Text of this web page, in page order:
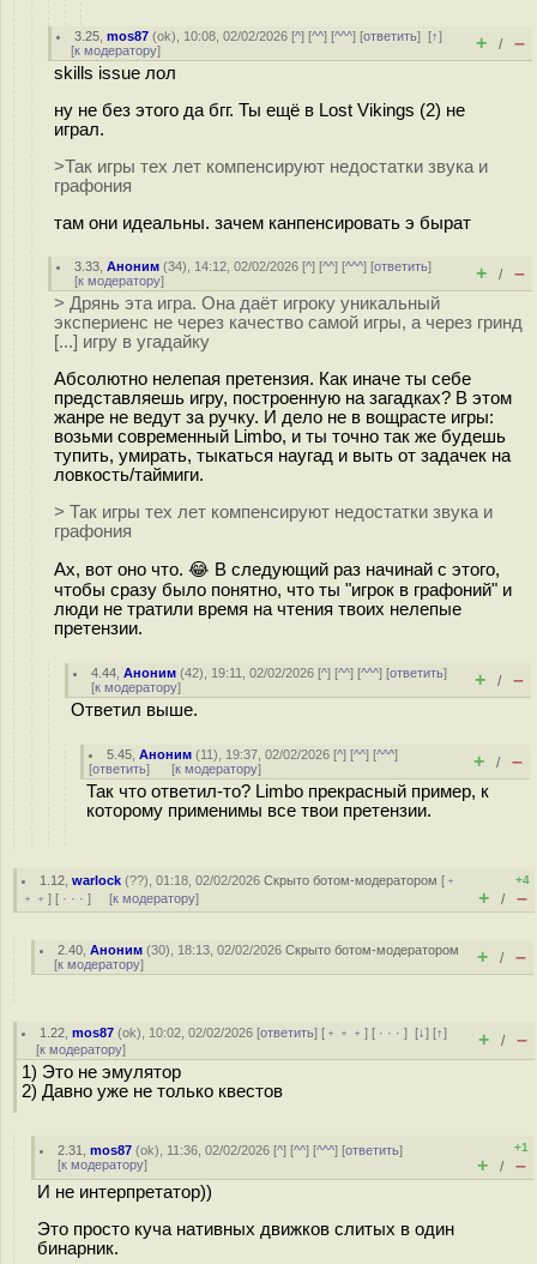
3.25 ,mos87 (ok), 10:08, 02/02/2026 [^] [^^] [^^^] [ответить][↑]
[к модератору] + / –
skills issue лол
ну не без этого да бгг. Ты ещё в Lost Vikings (2) не
играл.
>Так игры тех лет компенсируют недостатки звука и
графония
там они идеальны. зачем канпенсировать э бырат
3.33 ,Аноним (34), 14:12, 02/02/2026 [^] [^^] [^^^] [ответить]
[к модератору] + / –
> Дрянь эта игра. Она даёт игроку уникальный
экспериенс не через качество самой игры, а через гринд
[...] игру в угадайку
Абсолютно нелепая претензия. Как иначе ты себе
представляешь игру, построенную на загадках? В этом
жанре не ведут за ручку. И дело не в вощрасте игры:
возьми современный Limbo, и ты точно так же будешь
тупить, умирать, тыкаться наугад и выть от задачек на
ловкость/таймиги.
> Так игры тех лет компенсируют недостатки звука и
графония
Ах, вот оно что. 😂 В следующий раз начинай с этого,
чтобы сразу было понятно, что ты "игрок в графоний" и
люди не тратили время на чтения твоих нелепые
претензии.
4.44 ,Аноним (42), 19:11, 02/02/2026 [^] [^^] [^^^] [ответить]
[к модератору] + / –
Ответил выше.
5.45 ,Аноним (11), 19:37, 02/02/2026 [^] [^^] [^^^]
[ответить] [к модератору] + / –
Так что ответил-то? Limbo прекрасный пример, к
которому применимы все твои претензии.
1.12 ,warlock (??), 01:18, 02/02/2026Скрыто ботом-модератором [ ﹢
﹢﹢ ] [ · · · ] [к модератору]
+4
+ / –
2.40 ,Аноним (30), 18:13, 02/02/2026Скрыто ботом-модератором
[к модератору] + / –
1.22 ,mos87 (ok), 10:02, 02/02/2026 [ответить] [ ﹢﹢﹢] [ · · ·][↓] [↑]
[к модератору] + / –
1) Это не эмулятор
2) Давно уже не только квестов
2.31 ,mos87 (ok), 11:36, 02/02/2026 [^] [^^] [^^^] [ответить]
[к модератору]
+1
+ / –
И не интерпретатор))
Это просто куча нативных движков слитых в один
бинарник.